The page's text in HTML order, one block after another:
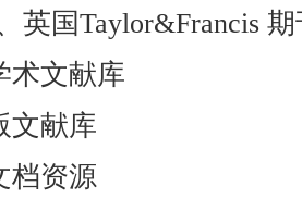
英国Taylor&Francis
术文献库
文献库
档资源